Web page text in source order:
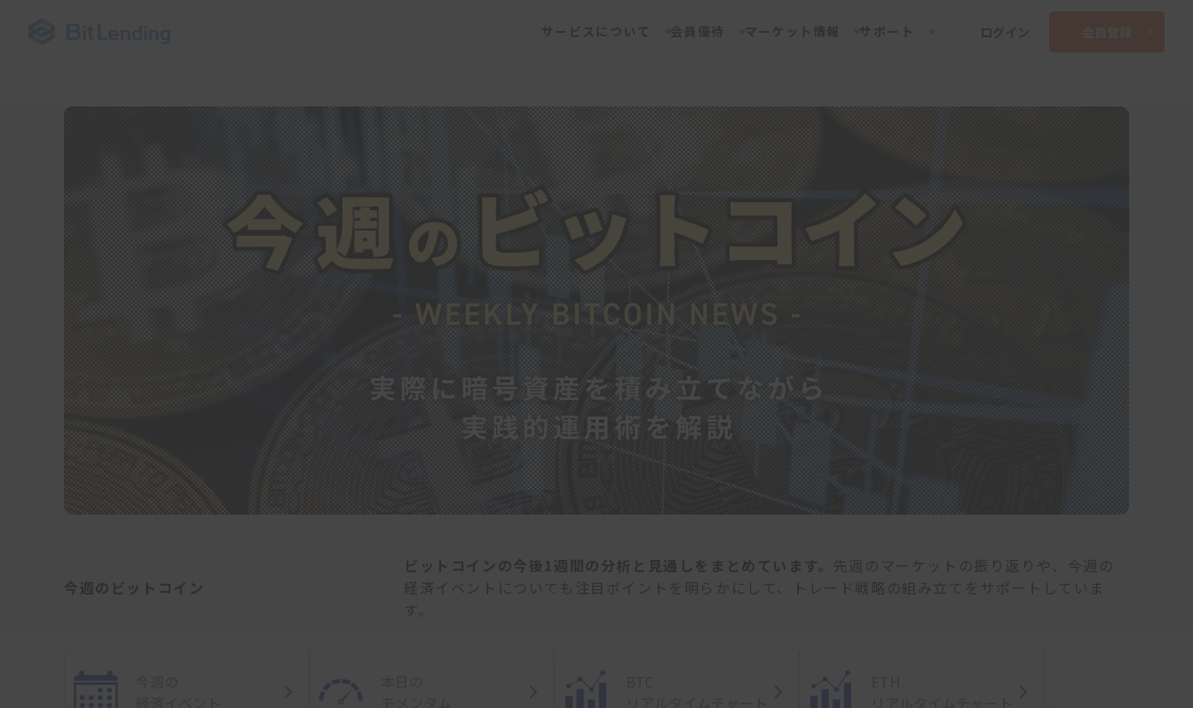
今週のビットコイン
ビットコインの今後1週間の分析と見通しをまとめています。
先週のマーケットの振り返りや、今週の
経済イベントについても注目ポイントを明らかにして、トレード戦略の組み立てをサポートしていま
す。